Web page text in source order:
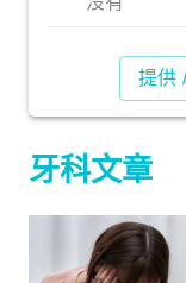
提供
牙科文章